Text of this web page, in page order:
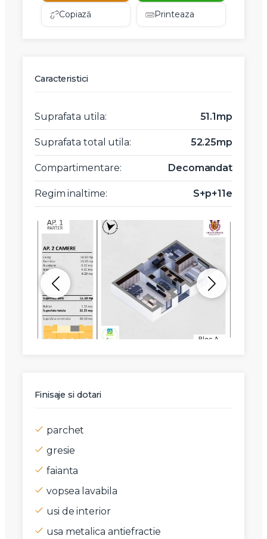
Copiază Printeaza
Caracteristici
Suprafata utila: 51.1mp
Suprafata total utila: 52.25mp
Compartimentare: Decomandat
Regim inaltime: S+p+11e
Finisaje si dotari
parchet
gresie
faianta
vopsea lavabila
usi de interior
usa metalica antiefractie